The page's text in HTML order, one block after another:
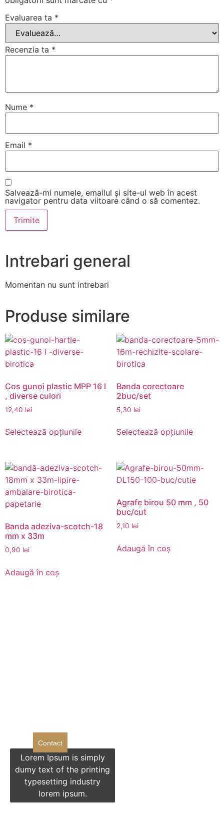
Evaluarea ta *
Recenzia ta *
Nume *
Email *
Salvează-mi numele, emailul și site-ul web în acest
navigator pentru data viitoare când o să comentez.
Intrebari general
Momentan nu sunt intrebari
Produse similare
Cos gunoi plastic MPP 16 l
, diverse culori
12,40 lei
Selectează opțiunile
multe
alese
Banda corectoare
2buc/set
5,30 lei
Selectează opțiunileprodus
multe
variații.
pot
Banda adeziva-scotch-18
mm x 33m
0,90 lei
Adaugă în coș
Agrafe birou 50 mm , 50
buc/cut
2,10 lei
Adaugă în coș
Contact
Lorem Ipsum is simply
dumy text of the printing
typesetting industry
lorem ipsum.